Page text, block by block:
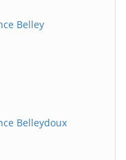
Belley
Belleydoux